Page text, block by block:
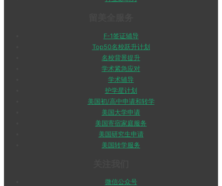
F-1签证辅导
Top50名校跃升计划
名校背景提升
学术紧急应对
学术辅导
护学星计划
美国初/高中申请和转学
美国大学申请
美国寄宿家庭服务
美国研究生申请
美国转学服务
微信公众号